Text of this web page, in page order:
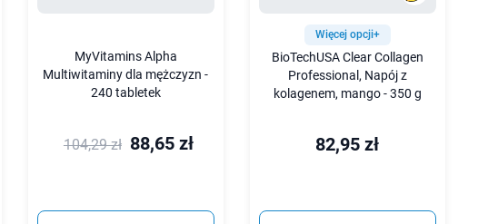
MyVitamins Alpha
Multiwitaminy dla mężczyzn -
240 tabletek
104,29 zł 88,65 zł
Więcej opcji+
BioTechUSA Clear Collagen
Professional, Napój z
kolagenem, mango - 350 g
82,95 zł